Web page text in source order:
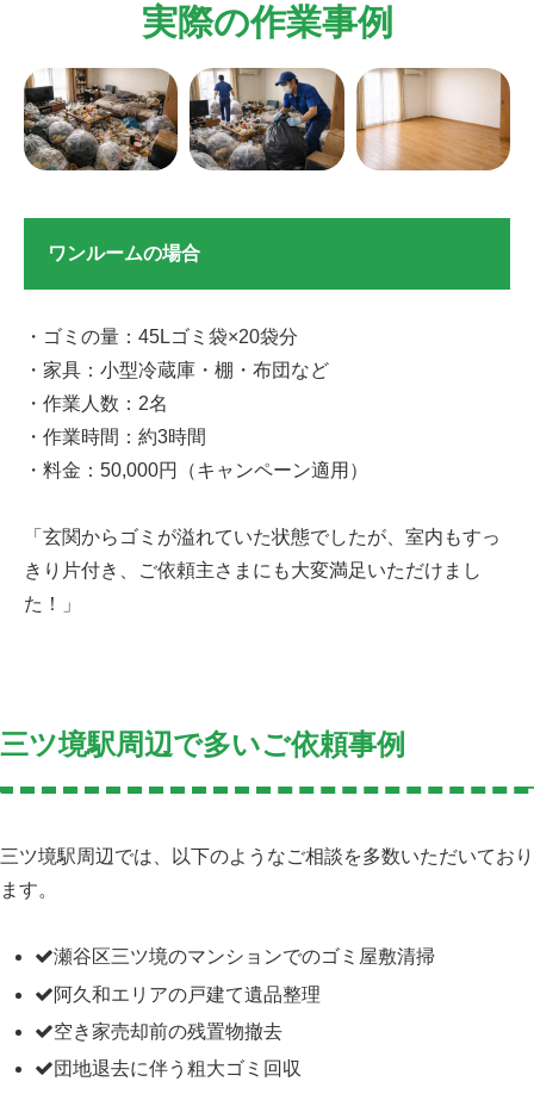
実際の作業事例
ワンルームの場合
・ゴミの量：45Lゴミ袋×20袋分
・家具：小型冷蔵庫・棚・布団など
・作業人数：2名
・作業時間：約3時間
・料金：50,000円（キャンペーン適用）
「玄関からゴミが溢れていた状態でしたが、室内もすっ
きり片付き、ご依頼主さまにも大変満足いただけまし
た！」
三ツ境駅周辺で多いご依頼事例
三ツ境駅周辺では、以下のようなご相談を多数いただいており
ます。
瀬谷区三ツ境のマンションでのゴミ屋敷清掃
阿久和エリアの戸建て遺品整理
空き家売却前の残置物撤去
団地退去に伴う粗大ゴミ回収